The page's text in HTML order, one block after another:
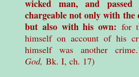
wicked man, and
chargeable not only with the
but also with his own: for
himself on account of his
himself was another
God, Bk. I, ch. 17)